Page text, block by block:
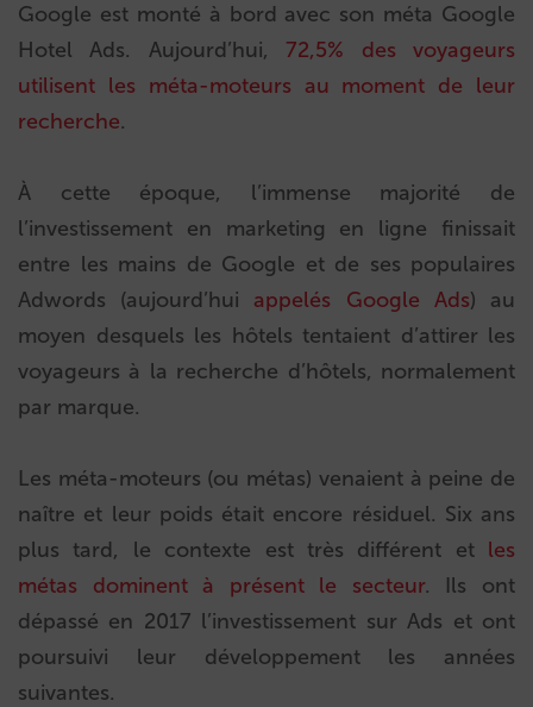
Google est monté à bord avec son méta Google
Hotel Ads. Aujourd’hui, 72,5% des voyageurs
utilisent les méta-moteurs au moment de leur
recherche.
À cette époque, l’immense majorité de
l’investissement en marketing en ligne finissait
entre les mains de Google et de ses populaires
Adwords (aujourd’hui appelés Google Ads) au
moyen desquels les hôtels tentaient d’attirer les
voyageurs à la recherche d’hôtels, normalement
par marque.
Les méta-moteurs (ou métas) venaient à peine de
naître et leur poids était encore résiduel. Six ans
plus tard, le contexte est très différent etles
métas dominent à présent le secteur. Ils ont
dépassé en 2017 l’investissement sur Ads et ont
poursuivi leur développement les années
suivantes.